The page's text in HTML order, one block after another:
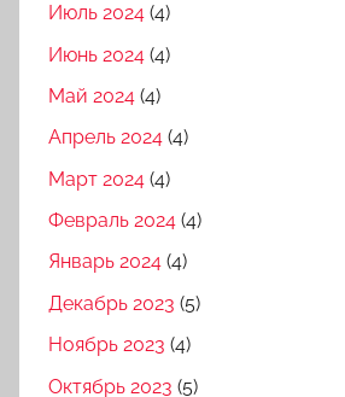
Июль 2024 (4)
Июнь 2024 (4)
Май 2024 (4)
Апрель 2024 (4)
Март 2024 (4)
Февраль 2024 (4)
Январь 2024 (4)
Декабрь 2023 (5)
Ноябрь 2023 (4)
Октябрь 2023 (5)